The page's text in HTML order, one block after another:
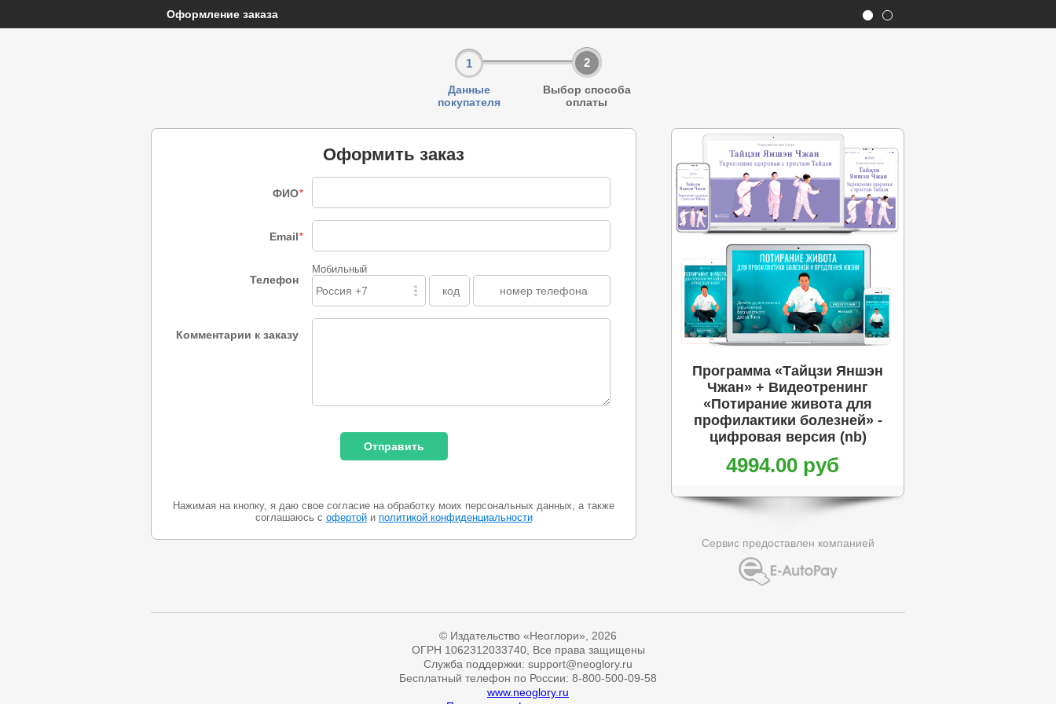
Оформление заказа
1
Данные
покупателя
2
Выбор способа
оплаты
Оформить заказ
ФИО*
Email*
Телефон
Мобильный
Россия +7
Комментарии к заказу
Нажимая на кнопку, я даю свое согласие на обработку моих персональных данных, а также
соглашаюсь с офертойи политикой конфиденциальности
Программа «Тайцзи Яншэн
Чжан» + Видеотренинг
«Потирание живота для
профилактики болезней» -
цифровая версия (nb)
4994.00 руб
Сервис предоставлен компанией
© Издательство «Неоглори», 2026
ОГРН 1062312033740, Все права защищены
Служба поддержки: support@neoglory.ru
Бесплатный телефон по России: 8-800-500-09-58
www.neoglory.ru